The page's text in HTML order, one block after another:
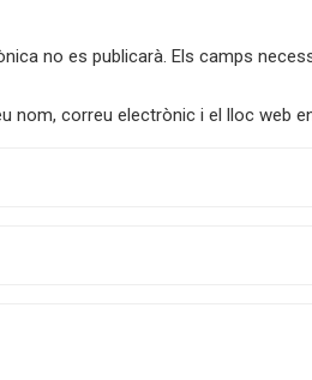
no es publicarà. Els camps
nom, correu electrònic i el lloc web